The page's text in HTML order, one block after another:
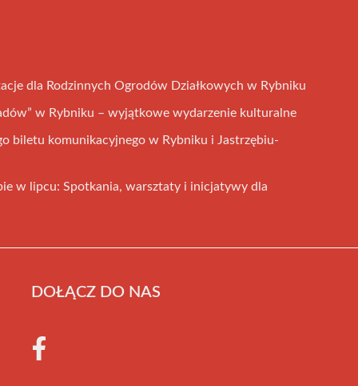
dla Rodzinnych Ogrodów Działkowych w Rybniku
w Rybniku – wyjątkowe wydarzenie kulturalne
biletu komunikacyjnego w Rybniku i Jastrzębiu-
w lipcu: Spotkania, warsztaty i inicjatywy dla
DOŁĄCZ DO NAS